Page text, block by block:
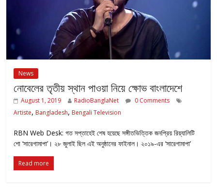
News
নোবেলের তৃতীয় স্থান পাওয়া নিয়ে ক্ষোভ বাংলাদেশে
August 1, 2019 RadioBanglaNet
0 Comments
Artiste, Bangladesh, Bengali Television
RBN Web Desk: গত সপ্তাহেই শেষ হয়েছে সঙ্গীতভিত্তিক জনপ্রিয় রিয়্যালিটি
শো ‘সারেগামাপা’। ২৮ জুলাই ছিল এই অনুষ্ঠানের ফাইনাল। ২০১৯-এর ‘সারেগামাপা’
Read more